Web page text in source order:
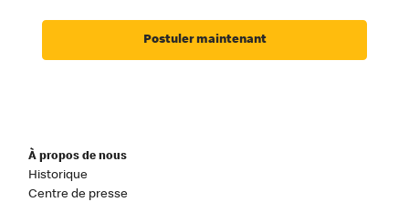
Postuler maintenant
À propos de nous
Historique
Centre de presse